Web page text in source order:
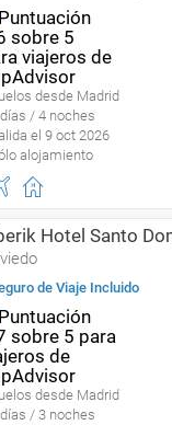
desde Madrid
/ 4 noches
el 9 oct 2026
alojamiento
Hotel Santo
de Viaje Incluido
desde Madrid
/ 3 noches